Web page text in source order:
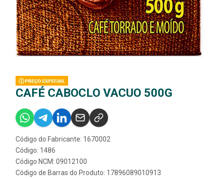
CAFÉ CABOCLO VACUO 500G
Código do Fabricante: 1670002
Código: 1486
Código NCM: 09012100
Código de Barras do Produto: 17896089010913